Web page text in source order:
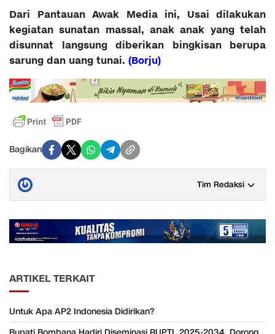
Dari Pantauan Awak Media ini, Usai dilakukan
kegiatan sunatan massal, anak anak yang telah
disunnat langsung diberikan bingkisan berupa
sarung dan uang tunai. (Borju)
Bagikan
Tim Redaksi
ARTIKEL TERKAIT
Untuk Apa AP2 Indonesia Didirikan?